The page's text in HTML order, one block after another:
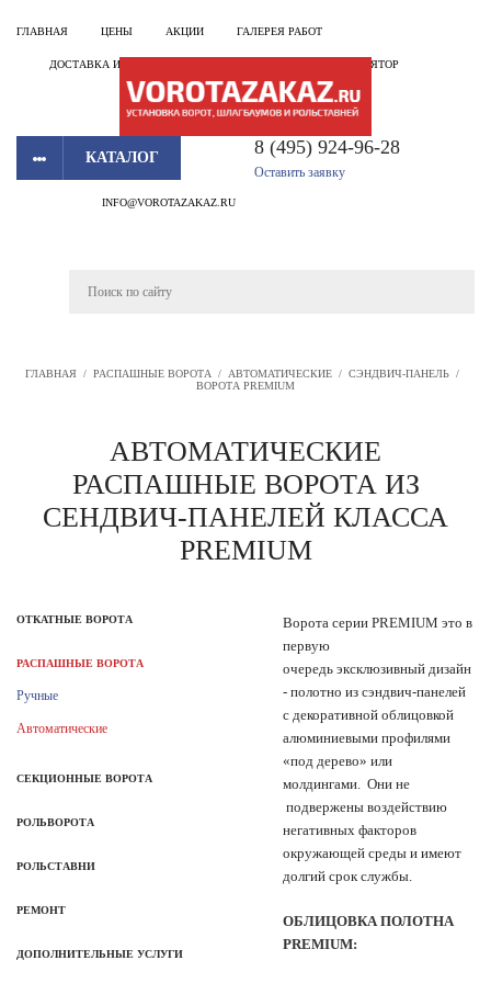
ГЛАВНАЯ ЦЕНЫ АКЦИИ ГАЛЕРЕЯ РАБОТ
ДОСТАВКА И УСТАНОВКА КАЛЬКУЛЯТОР
КАТАЛОГ 8 (495) 924-96-28
Оставить заявку
INFO@VOROTAZAKAZ.RU
ГЛАВНАЯ / РАСПАШНЫЕ ВОРОТА / АВТОМАТИЧЕСКИЕ / СЭНДВИЧ-ПАНЕЛЬ /
ВОРОТА PREMIUM
АВТОМАТИЧЕСКИЕ
РАСПАШНЫЕ ВОРОТА ИЗ
СЕНДВИЧ-ПАНЕЛЕЙ КЛАССА
PREMIUM
ОТКАТНЫЕ ВОРОТА
РАСПАШНЫЕ ВОРОТА
Ручные
Автоматические
СЕКЦИОННЫЕ ВОРОТА
РОЛЬВОРОТА
РОЛЬСТАВНИ
РЕМОНТ
ДОПОЛНИТЕЛЬНЫЕ УСЛУГИ
Ворота серии PREMIUM это в
первую
очередь эксклюзивный дизайн
- полотно из сэндвич-панелей
с декоративной облицовкой
алюминиевыми профилями
«под дерево» или
молдингами. Они не
подвержены воздействию
негативных факторов
окружающей среды и имеют
долгий срок службы.
ОБЛИЦОВКА ПОЛОТНА
PREMIUM: